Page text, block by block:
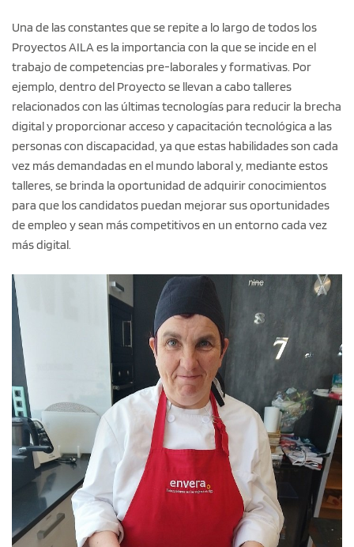
Una de las constantes que se repite a lo largo de todos los
Proyectos AILA es la importancia con la que se incide en el
trabajo de competencias pre-laborales y formativas. Por
ejemplo, dentro del Proyecto se llevan a cabo talleres
relacionados con las últimas tecnologías para reducir la brecha
digital y proporcionar acceso y capacitación tecnológica a las
personas con discapacidad, ya que estas habilidades son cada
vez más demandadas en el mundo laboral y, mediante estos
talleres, se brinda la oportunidad de adquirir conocimientos
para que los candidatos puedan mejorar sus oportunidades
de empleo y sean más competitivos en un entorno cada vez
más digital.